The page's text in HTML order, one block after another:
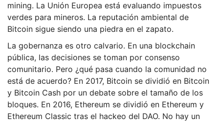
mining. La Unión Europea está evaluando impuestos
verdes para mineros. La reputación ambiental de
Bitcoin sigue siendo una piedra en el zapato.
La gobernanza es otro calvario. En una blockchain
pública, las decisiones se toman por consenso
comunitario. Pero ¿qué pasa cuando la comunidad no
está de acuerdo? En 2017, Bitcoin se dividió en Bitcoin
y Bitcoin Cash por un debate sobre el tamaño de los
bloques. En 2016, Ethereum se dividió en Ethereum y
Ethereum Classic tras el hackeo del DAO. No hay un